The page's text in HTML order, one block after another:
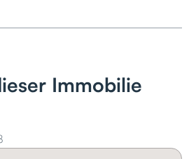
Immobilie